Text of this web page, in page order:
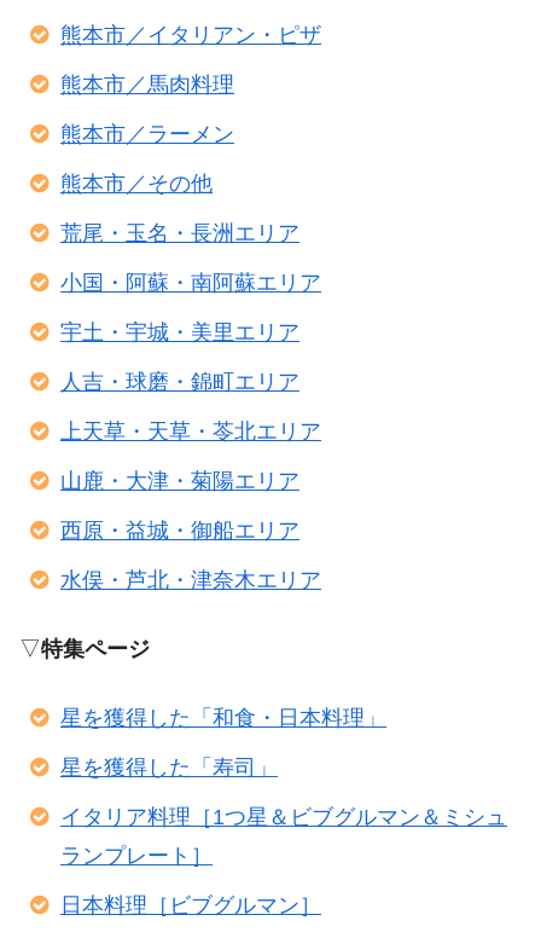
熊本市／イタリアン・ピザ
熊本市／馬肉料理
熊本市／ラーメン
熊本市／その他
荒尾・玉名・長洲エリア
小国・阿蘇・南阿蘇エリア
宇土・宇城・美里エリア
人吉・球磨・錦町エリア
上天草・天草・苓北エリア
山鹿・大津・菊陽エリア
西原・益城・御船エリア
水俣・芦北・津奈木エリア
▽特集ページ
星を獲得した「和食・日本料理」
星を獲得した「寿司」
イタリア料理［1つ星＆ビブグルマン＆ミシュ
ランプレート］
日本料理［ビブグルマン］